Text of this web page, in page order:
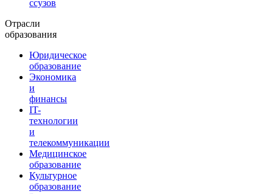
ссузов
Отрасли
образования
Юридическое
образование
Экономика
и
финансы
IT-
технологии
и
телекоммуникации
Медицинское
образование
Культурное
образование